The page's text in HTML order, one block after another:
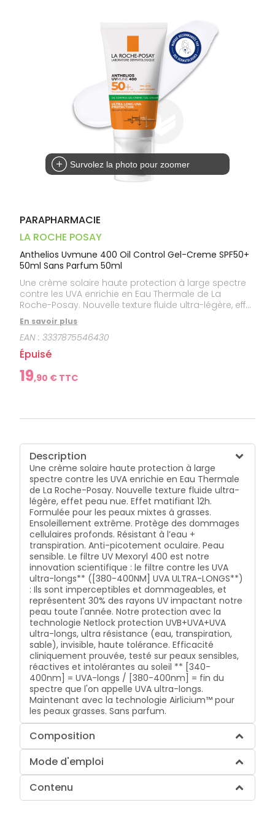
Survolez la photo pour zoomer
PARAPHARMACIE
LA ROCHE POSAY
Anthelios Uvmune 400 Oil Control Gel-Creme SPF50+
50ml Sans Parfum 50ml
Une crème solaire haute protection à large spectre
contre les UVA enrichie en Eau Thermale de La
Roche-Posay. Nouvelle texture fluide ultra-légère, effet
peau nue. Effet matifiant 12h. Formulée pour les peaux
mixtes à grasses. Ensoleillement extrême. Protège
des dommages cellulaires profonds. Résistant à
l’eau + transpiration. Anti-picotement oculaire. Peau
sensible. Le filtre UV Mexoryl 400 est notre innovation
scientifique : le filtre contre les UVA ultra-longs**
([380-400NM] UVA ULTRA-LONGS**) : Ils sont
Efficacité cliniquement prouvée, testé sur peaux
sensibles, réactives et intolérantes au soleil ** [340-
400nm] = UVA-longs / [380-400nm] = fin du spectre
que l'on appelle UVA ultra-longs. Maintenant avec la
technologie Airlicium™ pour les peaux grasses. Sans
parfum.
En savoir plus
EAN :3337875546430
Épuisé
19,90 € TTC
Description
Une crème solaire haute protection à large
spectre contre les UVA enrichie en Eau Thermale
de La Roche-Posay. Nouvelle texture fluide ultra-
légère, effet peau nue. Effet matifiant 12h.
Formulée pour les peaux mixtes à grasses.
Ensoleillement extrême. Protège des dommages
cellulaires profonds. Résistant à l’eau +
transpiration. Anti-picotement oculaire. Peau
sensible. Le filtre UV Mexoryl 400 est notre
innovation scientifique : le filtre contre les UVA
ultra-longs** ([380-400NM] UVA ULTRA-LONGS**)
: Ils sont imperceptibles et dommageables, et
représentent 30% des rayons UV impactant notre
peau toute l'année. Notre protection avec la
technologie Netlock protection UVB+UVA+UVA
ultra-longs, ultra résistance (eau, transpiration,
sable), invisible, haute tolérance. Efficacité
cliniquement prouvée, testé sur peaux sensibles,
réactives et intolérantes au soleil ** [340-
400nm] = UVA-longs / [380-400nm] = fin du
spectre que l'on appelle UVA ultra-longs.
Maintenant avec la technologie Airlicium™ pour
les peaux grasses. Sans parfum.
Composition
Mode d'emploi
Contenu